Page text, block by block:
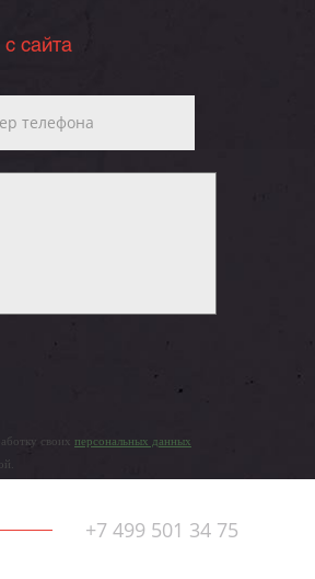
сайта
своих персональных данных
+7 499 501 34 75